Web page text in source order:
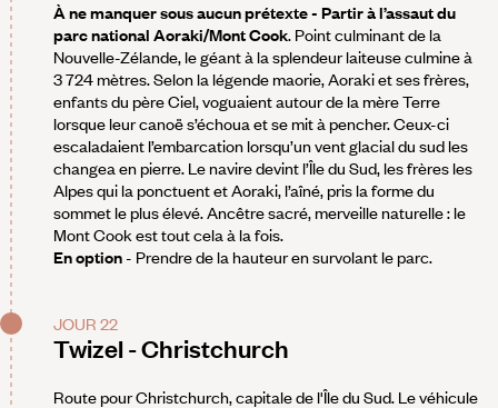
À ne manquer sous aucun prétexte - Partir à l’assaut du
parc national Aoraki/Mont Cook. Point culminant de la
Nouvelle-Zélande, le géant à la splendeur laiteuse culmine à
3 724 mètres. Selon la légende maorie, Aoraki et ses frères,
enfants du père Ciel, voguaient autour de la mère Terre
lorsque leur canoë s’échoua et se mit à pencher. Ceux-ci
escaladaient l’embarcation lorsqu’un vent glacial du sud les
changea en pierre. Le navire devint l’Île du Sud, les frères les
Alpes qui la ponctuent et Aoraki, l’aîné, pris la forme du
sommet le plus élevé. Ancêtre sacré, merveille naturelle : le
Mont Cook est tout cela à la fois.
En option- Prendre de la hauteur en survolant le parc.
JOUR 22
Twizel - Christchurch
Route pour Christchurch, capitale de l'Île du Sud. Le véhicule